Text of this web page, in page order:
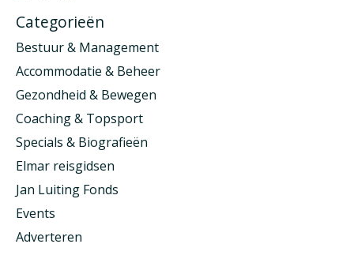
Categorieën
Bestuur & Management
Accommodatie & Beheer
Gezondheid & Bewegen
Coaching & Topsport
Specials & Biografieën
Elmar reisgidsen
Jan Luiting Fonds
Events
Adverteren